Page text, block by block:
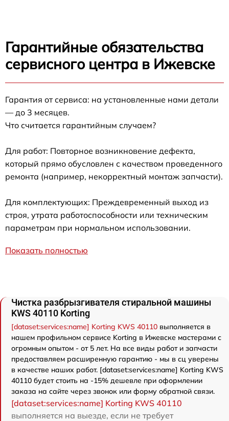
Гарантийные обязательства
сервисного центра в Ижевске
Гарантия от сервиса: на установленные нами детали
— до 3 месяцев.
Что считается гарантийным случаем?
Для работ: Повторное возникновение дефекта,
который прямо обусловлен с качеством проведенного
ремонта (например, некорректный монтаж запчасти).
Для комплектующих: Преждевременный выход из
строя, утрата работоспособности или техническим
параметрам при нормальном использовании.
Показать полностью
Чистка разбрызгивателя стиральной машины
KWS 40110 Korting
[dataset:services:name] Korting KWS 40110 выполняется в
нашем профильном сервисе Korting в Ижевске мастерами с
огромным опытом - от 5 лет. На все виды работ и запчасти
предоставляем расширенную гарантию - мы в сц уверены
в качестве наших работ. [dataset:services:name] Korting KWS
40110 будет стоить на -15% дешевле при оформлении
заказа на сайте через звонок или форму обратной связи.
[dataset:services:name] Korting KWS 40110
выполняется на выезде, если не требует